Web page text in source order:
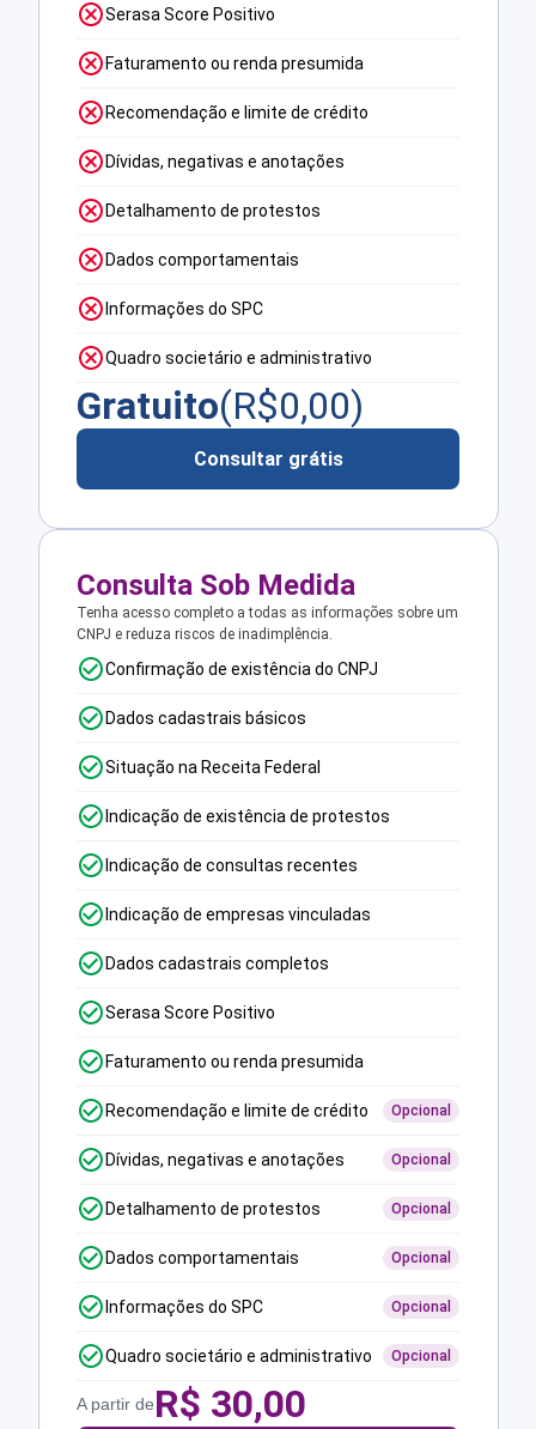
Serasa Score Positivo
Faturamento ou renda presumida
Recomendação e limite de crédito
Dívidas, negativas e anotações
Detalhamento de protestos
Dados comportamentais
Informações do SPC
Quadro societário e administrativo
Gratuito(R$0,00)
Consultar grátis
Consulta Sob Medida
Tenha acesso completo a todas as informações sobre um
CNPJ e reduza riscos de inadimplência.
Confirmação de existência do CNPJ
Dados cadastrais básicos
Situação na Receita Federal
Indicação de existência de protestos
Indicação de consultas recentes
Indicação de empresas vinculadas
Dados cadastrais completos
Serasa Score Positivo
Faturamento ou renda presumida
Recomendação e limite de crédito Opcional
Dívidas, negativas e anotações Opcional
Detalhamento de protestos Opcional
Dados comportamentais Opcional
Informações do SPC Opcional
Quadro societário e administrativo Opcional
A partir deR$ 30,00